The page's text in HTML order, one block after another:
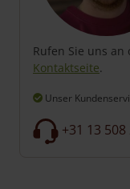
Rufen Sie uns
Kontaktseite.
Unser
+31 13 508